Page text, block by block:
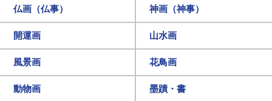
仏画（仏事） 神画（神事）
開運画 山水画
風景画 花鳥画
動物画 墨蹟・書